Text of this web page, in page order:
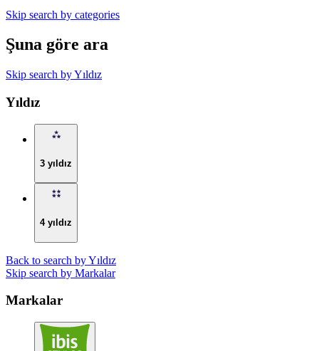
Skip search by categories
Şuna göre ara
Skip search by Yıldız
Yıldız
3 yıldız
4 yıldız
Back to search by Yıldız
Skip search by Markalar
Markalar